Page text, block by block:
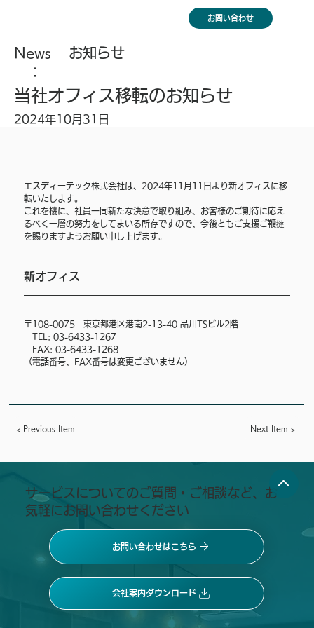
お問い合わせ
News
：
お知らせ
当社オフィス移転のお知らせ
2024年10月31日
エスディーテック株式会社は、2024年11月11日より新オフィスに移
転いたします。
これを機に、社員一同新たな決意で取り組み、お客様のご期待に応え
るべく一層の努力をしてまいる所存ですので、今後ともご支援ご鞭撻
を賜りますようお願い申し上げます。
新オフィス
〒108-0075　東京都港区港南2-13-40 品川TSビル2階
TEL: 03-6433-1267
FAX: 03-6433-1268
（電話番号、FAX番号は変更ございません）
< Previous Item Next Item >
​サービスについてのご質問・ご相談など、お
気軽にお問い合わせください
会社案内ダウンロード
お問い合わせはこちら